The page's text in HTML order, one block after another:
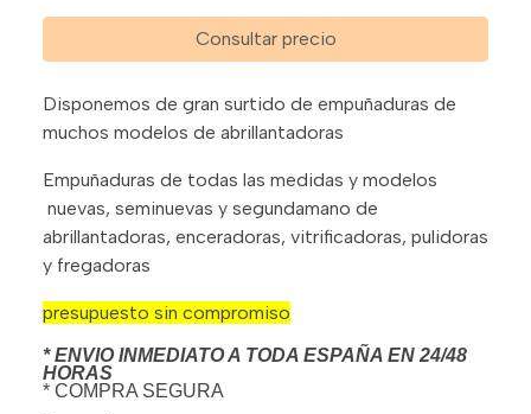
Consultar precio
Disponemos de gran surtido de empuñaduras de
muchos modelos de abrillantadoras
Empuñaduras de todas las medidas y modelos
nuevas, seminuevas y segundamano de
abrillantadoras, enceradoras, vitrificadoras, pulidoras
y fregadoras
presupuesto sin compromiso
* ENVIO INMEDIATO A TODA ESPAÑA EN 24/48
HORAS
* COMPRA SEGURA